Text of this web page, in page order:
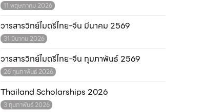
11 พฤษภาคม 2026
วารสารวิทย์ไมตรีไทย-จีน มีนาคม 2569
31 มีนาคม 2026
วารสารวิทย์ไมตรีไทย-จีน กุมภาพันธ์ 2569
26 กุมภาพันธ์ 2026
Thailand Scholarships 2026
3 กุมภาพันธ์ 2026